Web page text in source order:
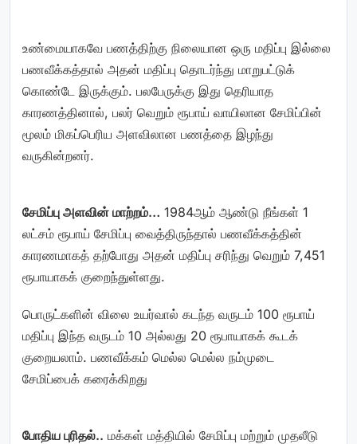
உண்மையாகவே பணத்திற்கு நிலையான ஒரு மதிப்பு இல்லை
பணவீக்கத்தால் அதன் மதிப்பு தொடர்ந்து மாறுபட்டுக்
கொண்டே இருக்கும். பலபேருக்கு இது தெரியாத
காரணத்தினால், பலர் வெறும் ரூபாய் வாயிலான சேமிப்பின்
மூலம் மிகப்பெரிய அளவிலான பணத்தை இழந்து
வருகின்றனர்.
சேமிப்பு அளவின் மாற்றம்… 1984ஆம் ஆண்டு நீங்கள் 1
லட்சம் ரூபாய் சேமிப்பு வைத்திருந்தால் பணவீக்கத்தின்
காரணமாகத் தற்போது அதன் மதிப்பு சரிந்து வெறும் 7,451
ரூபாயாகக் குறைந்துள்ளது.
பொருட்களின் விலை உயர்வால் கடந்த வருடம் 100 ரூபாய்
மதிப்பு இந்த வருடம் 10 அல்லது 20 ரூபாயாகக் கூடக்
குறையலாம். பணவீக்கம் மெல்ல மெல்ல நம்முடை
சேமிப்பைக் கரைக்கிறது
போதிய புரிதல்.. மக்கள் மத்தியில் சேமிப்பு மற்றும் முதலீடு